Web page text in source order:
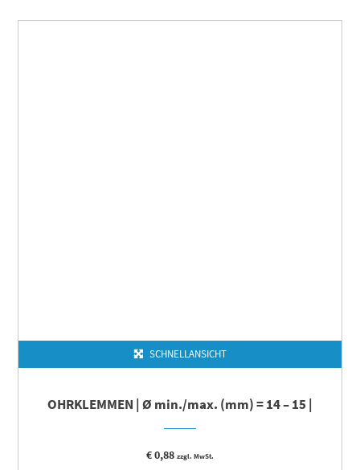
SCHNELLANSICHT
OHRKLEMMEN | Ø min./max. (mm) = 14 – 15 |
€0,88 zzgl. MwSt.